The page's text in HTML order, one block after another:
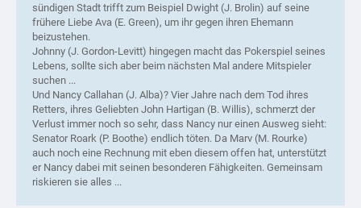
sündigen Stadt trifft zum Beispiel Dwight (J. Brolin) auf seine
frühere Liebe Ava (E. Green), um ihr gegen ihren Ehemann
beizustehen.
Johnny (J. Gordon-Levitt) hingegen macht das Pokerspiel seines
Lebens, sollte sich aber beim nächsten Mal andere Mitspieler
suchen ...
Und Nancy Callahan (J. Alba)? Vier Jahre nach dem Tod ihres
Retters, ihres Geliebten John Hartigan (B. Willis), schmerzt der
Verlust immer noch so sehr, dass Nancy nur einen Ausweg sieht:
Senator Roark (P. Boothe) endlich töten. Da Marv (M. Rourke)
auch noch eine Rechnung mit eben diesem offen hat, unterstützt
er Nancy dabei mit seinen besonderen Fähigkeiten. Gemeinsam
riskieren sie alles ...